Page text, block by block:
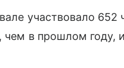
участвовало 652
чем в прошлом году,